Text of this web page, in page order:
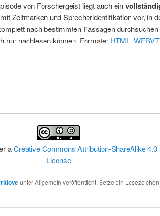
von Forschergeist liegt auch ein
Zeitmarken und Sprecheridentifikation vor, in
nach bestimmten Passagen durchsuchen
nur nachlesen können. Formate: HTML,
aCreative Commons Attribution-ShareAlike 4.0
License
unter Allgemein veröffentlicht. Setze ein